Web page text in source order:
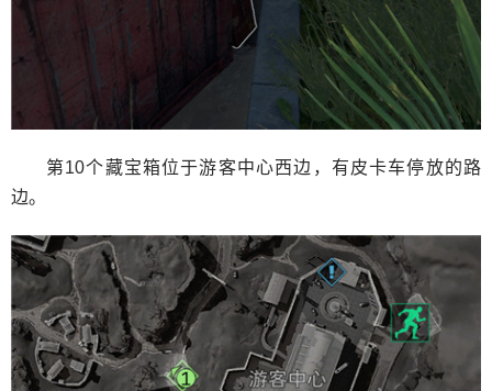
第10个藏宝箱位于游客中心西边，有皮卡车停放的路
边。